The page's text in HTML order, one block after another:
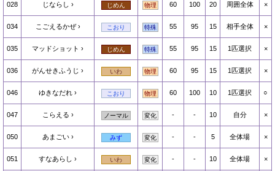
028 じならし じめん 物理 60 100 20 周囲全体 ×
034 こごえるかぜ こおり 特殊 55 95 15 相手全体 ×
035 マッドショット じめん 特殊 55 95 15 1匹選択 ×
036 がんせきふうじ いわ 物理 60 95 15 1匹選択 ×
046 ゆきなだれ こおり 物理 60 100 10 1匹選択 ○
047 こらえる ノーマル 変化 - - 10 自分 ×
050 あまごい みず 変化 - - 5 全体場 ×
051 すなあらし いわ 変化 - - 10 全体場 ×